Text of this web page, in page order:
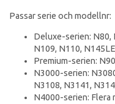
Passar serie och modellnr:
Deluxe-serien: N80,
N109, N110,
Premium-serien:
N3000-serien:
N3108, N3141,
N4000-serien: Flera